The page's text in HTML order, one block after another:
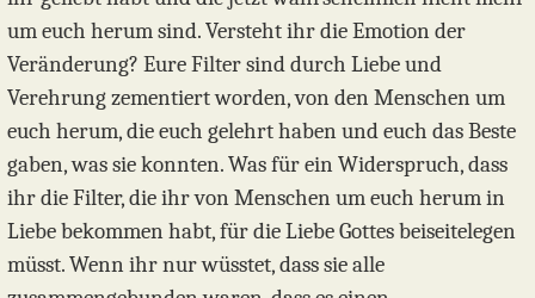
um euch herum sind. Versteht ihr die Emotion der
Veränderung? Eure Filter sind durch Liebe und
Verehrung zementiert worden, von den Menschen um
euch herum, die euch gelehrt haben und euch das Beste
gaben, was sie konnten. Was für ein Widerspruch, dass
ihr die Filter, die ihr von Menschen um euch herum in
Liebe bekommen habt, für die Liebe Gottes beiseitelegen
müsst. Wenn ihr nur wüsstet, dass sie alle